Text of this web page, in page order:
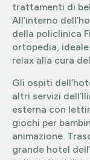
trattamenti di
All’interno
della policlinica
ortopedia,
relax alla cura
Gli ospiti
altri servizi
esterna con
giochi per
animazione.
grande hotel